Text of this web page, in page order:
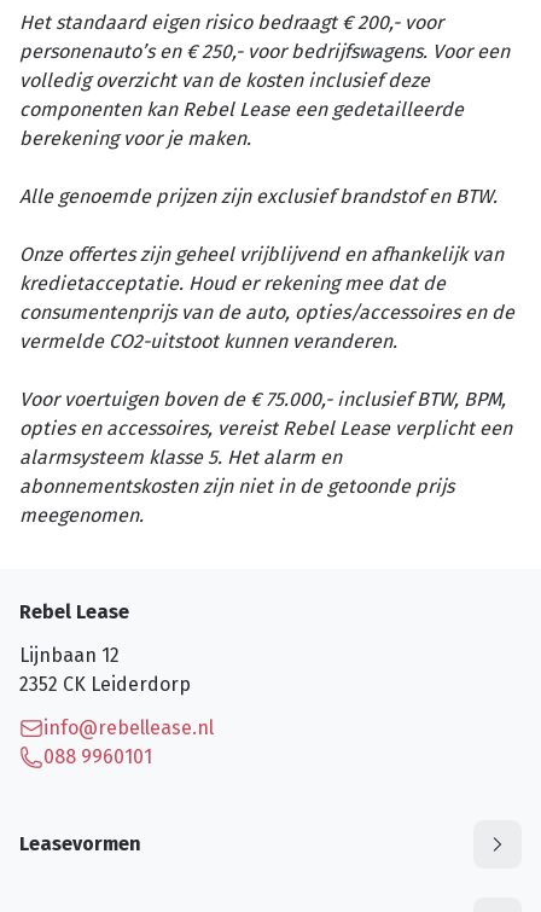
Het standaard eigen risico bedraagt € 200,- voor
personenauto’s en € 250,- voor bedrijfswagens. Voor een
volledig overzicht van de kosten inclusief deze
componenten kan Rebel Lease een gedetailleerde
berekening voor je maken.
Alle genoemde prijzen zijn exclusief brandstof en BTW.
Onze offertes zijn geheel vrijblijvend en afhankelijk van
kredietacceptatie. Houd er rekening mee dat de
consumentenprijs van de auto, opties/accessoires en de
vermelde CO2-uitstoot kunnen veranderen.
Voor voertuigen boven de € 75.000,- inclusief BTW, BPM,
opties en accessoires, vereist Rebel Lease verplicht een
alarmsysteem klasse 5. Het alarm en
abonnementskosten zijn niet in de getoonde prijs
meegenomen.
Rebel Lease
Lijnbaan 12
2352 CK Leiderdorp
info@rebellease.nl
088 9960101
Leasevormen